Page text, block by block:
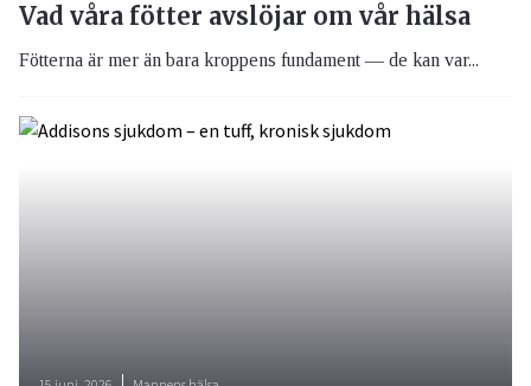
Vad våra fötter avslöjar om vår hälsa
Fötterna är mer än bara kroppens fundament — de kan var...